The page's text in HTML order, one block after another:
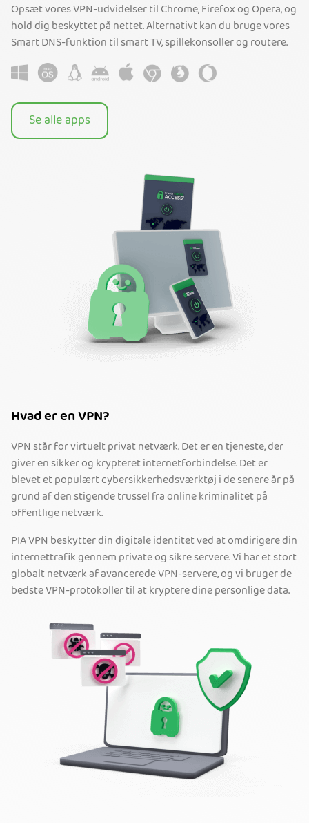
Opsæt vores VPN-udvidelser til Chrome, Firefox og Opera, og
hold dig beskyttet på nettet. Alternativt kan du bruge vores
Smart DNS-funktion til smart TV, spillekonsoller og routere.
Se alle apps
Hvad er en VPN?
VPN står for virtuelt privat netværk. Det er en tjeneste, der
giver en sikker og krypteret internetforbindelse. Det er
blevet et populært cybersikkerhedsværktøj i de senere år på
grund af den stigende trussel fra online kriminalitet på
offentlige netværk.
PIA VPN beskytter din digitale identitet ved at omdirigere din
internettrafik gennem private og sikre servere. Vi har et stort
globalt netværk af avancerede VPN-servere, og vi bruger de
bedste VPN-protokoller til at kryptere dine personlige data.